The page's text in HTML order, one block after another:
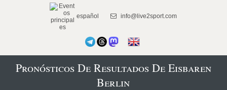
español info@live2sport.com
Pronósticos De Resultados De Eisbaren
Berlin